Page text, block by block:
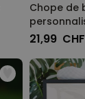
Chope de
gravure
21,99 CHF